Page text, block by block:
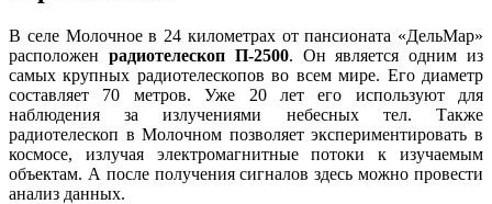
В селе Молочное в 24 километрах от пансионата «ДельМар»
расположен радиотелескоп П-2500. Он является одним из
самых крупных радиотелескопов во всем мире. Его диаметр
составляет 70 метров. Уже 20 лет его используют для
наблюдения за излучениями небесных тел. Также
радиотелескоп в Молочном позволяет экспериментировать в
космосе, излучая электромагнитные потоки к изучаемым
объектам. А после получения сигналов здесь можно провести
анализ данных.